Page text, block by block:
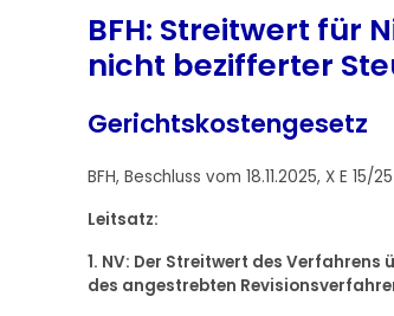
BFH: Streitwert für
nicht bezifferter
Gerichtskostengesetz
BFH, Beschluss vom 18.11.2025, X E 15/25
Leitsatz:
1. NV: Der Streitwert des
des angestrebten